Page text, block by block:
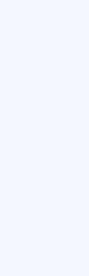
pueden
individuales